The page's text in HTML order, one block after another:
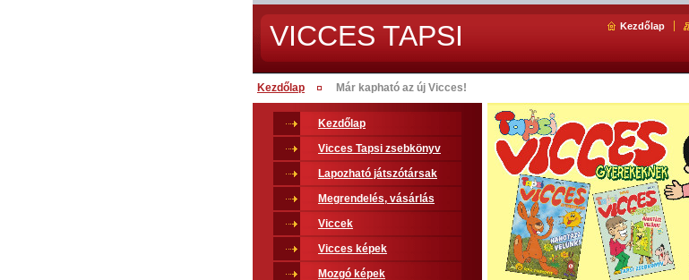
VICCES TAPSI Kezdőlap
Kezdőlap Már kapható az új Vicces!
Kezdőlap
Vicces Tapsi zsebkönyv
Lapozható játszótársak
Megrendelés, vásárlás
Viccek
Vicces képek
Mozgó képek